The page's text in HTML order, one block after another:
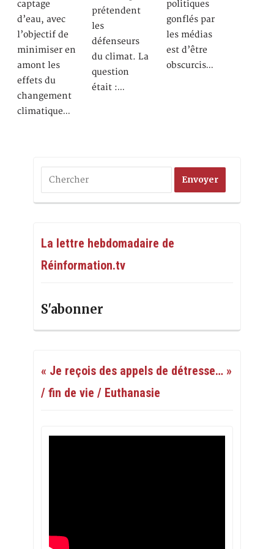
captage
d’eau, avec
l’objectif de
minimiser en
amont les
effets du
changement
climatique…
prétendent
les
défenseurs
du climat. La
question
était :…
politiques
gonflés par
les médias
est d’être
obscurcis…
La lettre hebdomadaire de
Réinformation.tv
S'abonner
« Je reçois des appels de détresse… »
/ fin de vie / Euthanasie